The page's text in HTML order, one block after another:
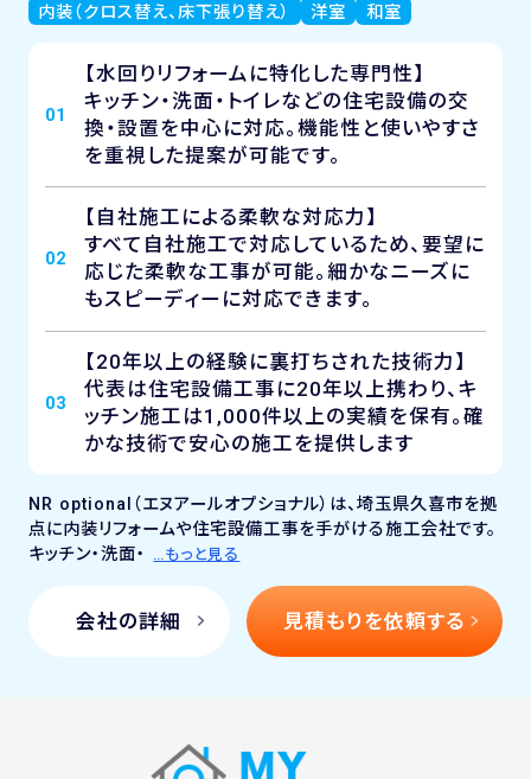
内装（クロス替え、床下張り替え）
洋室 和室
01
【水回りリフォームに特化した専門性】
キッチン・洗面・トイレなどの住宅設備の交
換・設置を中心に対応。機能性と使いやすさ
を重視した提案が可能です。
02
【自社施工による柔軟な対応力】
すべて自社施工で対応しているため、要望に
応じた柔軟な工事が可能。細かなニーズに
もスピーディーに対応できます。
03
【20年以上の経験に裏打ちされた技術力】
代表は住宅設備工事に20年以上携わり、キ
ッチン施工は1,000件以上の実績を保有。確
かな技術で安心の施工を提供します
NR optional（エヌアールオプショナル）は、埼玉県久喜市を拠
点に内装リフォームや住宅設備工事を手がける施工会社です。
キッチン・洗面・
…もっと見る
会社の詳細 見積もりを依頼する